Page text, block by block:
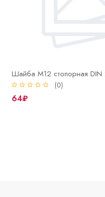
Шайба М12 стопорная DIN
(0)
64₽